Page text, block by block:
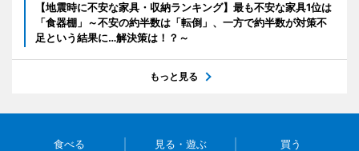
【地震時に不安な家具・収納ランキング】最も不安な家具1位は
「食器棚」～不安の約半数は「転倒」、一方で約半数が対策不
足という結果に…解決策は！？～
もっと見る
食べる 見る・遊ぶ 買う